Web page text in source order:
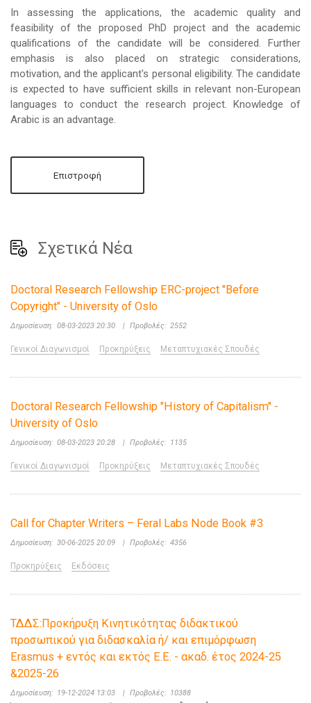
In assessing the applications, the academic quality and
feasibility of the proposed PhD project and the academic
qualifications of the candidate will be considered. Further
emphasis is also placed on strategic considerations,
motivation, and the applicant's personal eligibility. The candidate
is expected to have sufficient skills in relevant non-European
languages to conduct the research project. Knowledge of
Arabic is an advantage.
Επιστροφή
Σχετικά Νέα
Doctoral Research Fellowship ERC-project "Before
Copyright" - University of Oslo
Δημοσίευση: 08-03-2023 20:30 | Προβολές: 2552
Γενικοί Διαγωνισμοί Προκηρύξεις Μεταπτυχιακές Σπουδές
Doctoral Research Fellowship "History of Capitalism" -
University of Oslo
Δημοσίευση: 08-03-2023 20:28 | Προβολές: 1135
Γενικοί Διαγωνισμοί Προκηρύξεις Μεταπτυχιακές Σπουδές
Call for Chapter Writers – Feral Labs Node Book #3
Δημοσίευση: 30-06-2025 20:09 | Προβολές: 4356
Προκηρύξεις Εκδόσεις
ΤΔΔΣ:Προκήρυξη Κινητικότητας διδακτικού
προσωπικού για διδασκαλία ή/ και επιμόρφωση
Erasmus + εντός και εκτός Ε.Ε. - ακαδ. έτος 2024-25
&2025-26
Δημοσίευση: 19-12-2024 13:03 | Προβολές: 10388